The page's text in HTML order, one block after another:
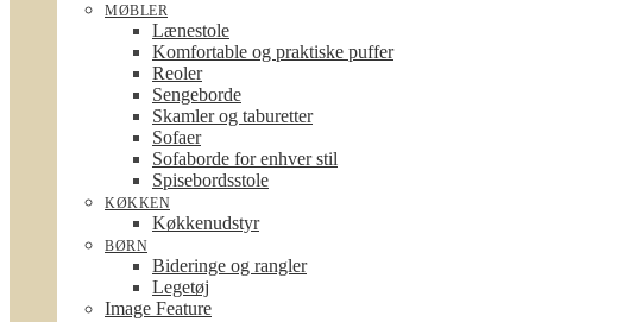
MØBLER
Lænestole
Komfortable og praktiske puffer
Reoler
Sengeborde
Skamler og taburetter
Sofaer
Sofaborde for enhver stil
Spisebordsstole
KØKKEN
Køkkenudstyr
BØRN
Bideringe og rangler
Legetøj
Image Feature